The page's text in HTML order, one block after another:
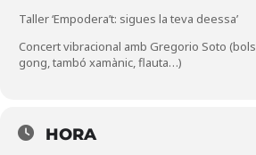
Taller ‘Empodera’t: sigues la teva deessa’
Concert vibracional amb Gregorio Soto
gong, tambó xamànic, flauta…)
HORA